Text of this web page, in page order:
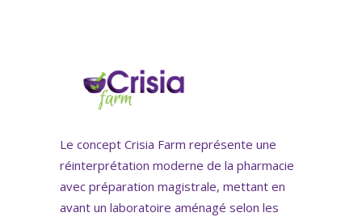
Le concept Crisia Farm représente une
réinterprétation moderne de la pharmacie
avec préparation magistrale, mettant en
avant un laboratoire aménagé selon les